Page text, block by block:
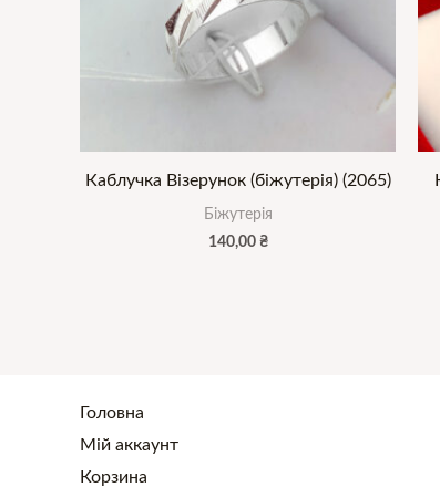
Каблучка Візерунок (біжутерія) (2065)
Біжутерія
140,00 ₴
Головна
Мій аккаунт
Корзина